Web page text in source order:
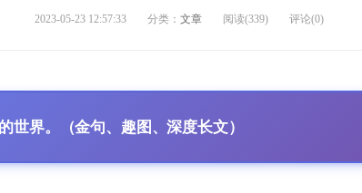
2023-05-23 12:57:33 分类： 文章 阅读(339) 评论(0)
世界。（金句、趣图、深度长文）